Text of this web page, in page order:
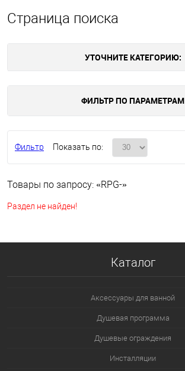
Страница поиска
УТОЧНИТЕ КАТЕГОРИЮ:
ФИЛЬТР ПО ПАРАМЕТРАМ
Фильтр Показать по:
Товары по запросу: «RPG-»
Раздел не найден!
Каталог
Аксессуары для ванной
Душевая программа
Душевые ограждения
Инсталляции